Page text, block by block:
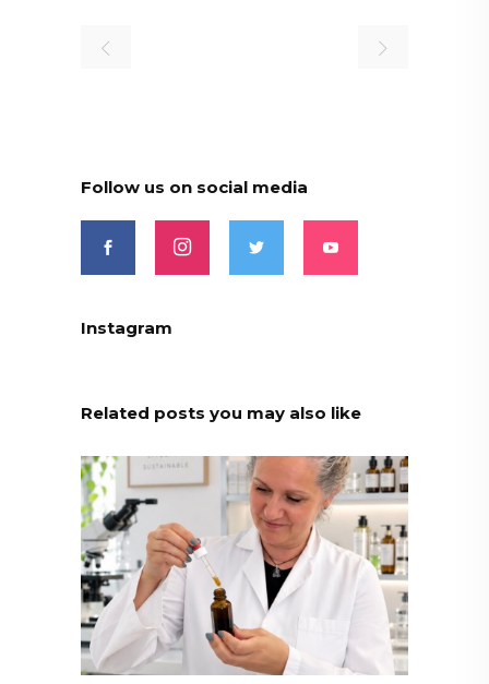
Follow us on social media
Instagram
Related posts you may also like